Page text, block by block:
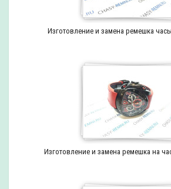
Изготовление и замена ремешка
Изготовление и замена ремешка на